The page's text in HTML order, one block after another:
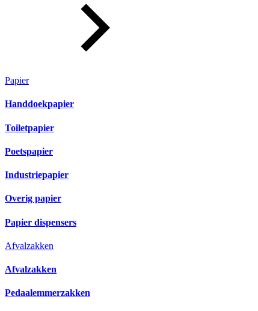
Papier
Handdoekpapier
Toiletpapier
Poetspapier
Industriepapier
Overig papier
Papier dispensers
Afvalzakken
Afvalzakken
Pedaalemmerzakken